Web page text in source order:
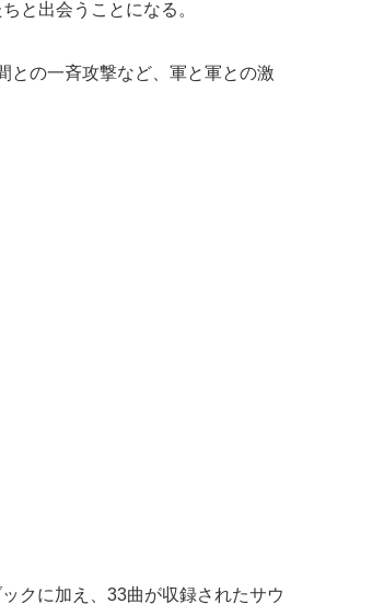
と出会うことになる。
との一斉攻撃など、軍と軍との激
クに加え、33曲が収録されたサウ